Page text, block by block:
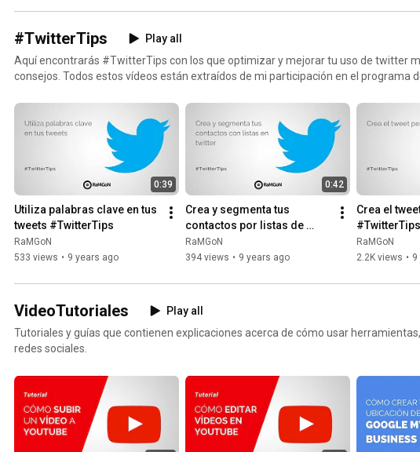
#TwitterTips
Play all
Aquí encontrarás #TwitterTips con los que optimizar y mejorar tu uso de twitter
consejos. Todos estos vídeos están extraídos de mi participación en el programa de Televisión
0:39
Utiliza palabras clave en tus
tweets #TwitterTips
RaMGoN
533 views • 9 years ago
0:42
Crea y segmenta tus
contactos por listas de
twitter #TwitterTips
RaMGoN
394 views • 9 years ago
Crea el
#TwitterTips
RaMGoN
2.2K views • 9
VideoTutoriales
Play all
Tutoriales y guías que contienen explicaciones acerca de cómo usar
redes sociales.